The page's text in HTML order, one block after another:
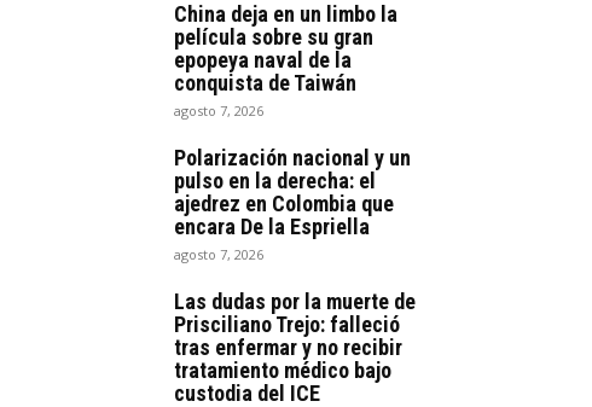
China deja en un limbo la
película sobre su gran
epopeya naval de la
conquista de Taiwán
agosto 7, 2026
Polarización nacional y un
pulso en la derecha: el
ajedrez en Colombia que
encara De la Espriella
agosto 7, 2026
Las dudas por la muerte de
Prisciliano Trejo: falleció
tras enfermar y no recibir
tratamiento médico bajo
custodia del ICE